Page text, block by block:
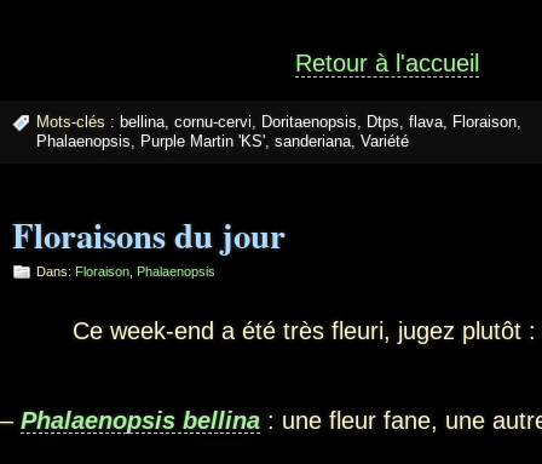
Retour à l'accueil
Mots-clés : bellina, cornu-cervi, Doritaenopsis, Dtps, flava, Floraison,
Phalaenopsis, Purple Martin 'KS', sanderiana, Variété
Floraisons du jour
Dans: Floraison Phalaenopsis
Ce week-end a été très fleuri, jugez plutôt :
– Phalaenopsis bellina : une fleur fane, une